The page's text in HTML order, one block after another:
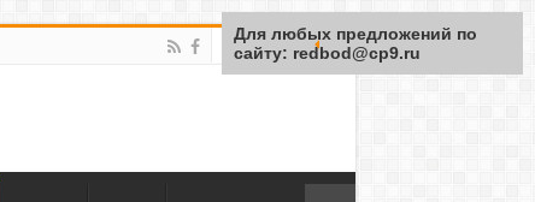
Для любых предложений по
сайту: redbod@cp9.ru